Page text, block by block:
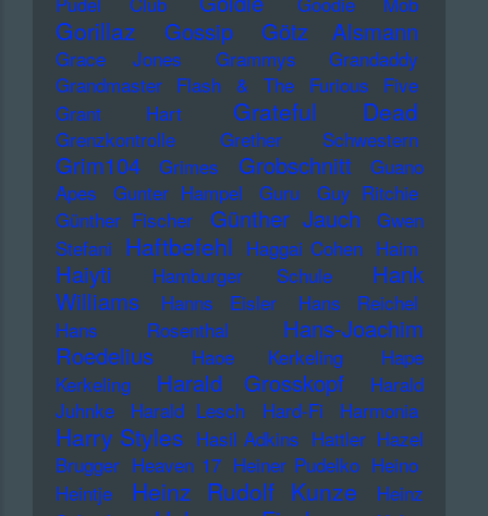
Gorillaz Gossip Götz Alsmann
Grace Jones Grammys
Grandaddy
Grandmaster Flash & The Furious Five
Grant Hart
Grateful Dead
Grenzkontrolle Grether Schwestern
Grim104 Grimes Grobschnitt
Guano
Apes
Gunter Hampel Guru
Guy Ritchie
Günther Fischer
Günther Jauch
Gwen
Stefani Haftbefehl Haggai Cohen Haim
Haiyti Hamburger Schule
Hank
Williams
Hanns Eisler
Hans Reichel
Hans Rosenthal
Hans-Joachim
Roedelius
Haoe Kerkeling
Hape
Kerkeling
Harald Grosskopf
Harald
Juhnke
Harald Lesch Hard-Fi Harmonia
Harry Styles Hasil Adkins Hattler Hazel
Brugger Heaven 17 Heiner Pudelko Heino
Heintje
Heinz Rudolf Kunze
Heinz